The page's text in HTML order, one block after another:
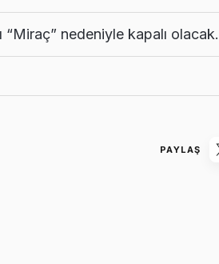
“Miraç” nedeniyle kapalı olacak.
PAYLAŞ